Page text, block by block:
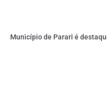
Município de Parari é